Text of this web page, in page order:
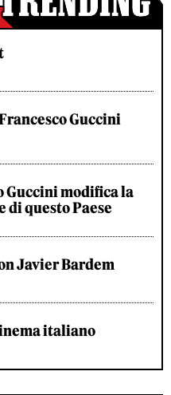
Guccini
Guccini modifica la
questo Paese
Javier Bardem
italiano